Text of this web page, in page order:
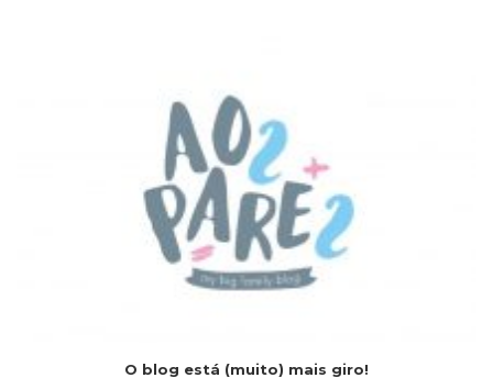
O blog está (muito) mais giro!